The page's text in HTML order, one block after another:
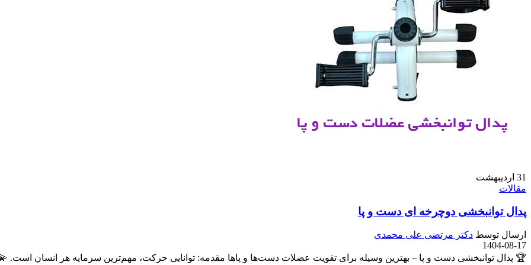
31 اردیبهشت
مقالات
پدال توانبخشی دوچرخه ای دست و پا
ارسال توسط دکتر مرتضی علی محمدی
1404-08-17
🏆 پدال توانبخشی دست و پا – بهترین وسیله برای تقویت عضلات دست‌ها و پاها مقدمه: توانایی حرکت، مهم‌ترین سرمایه هر انسان است.